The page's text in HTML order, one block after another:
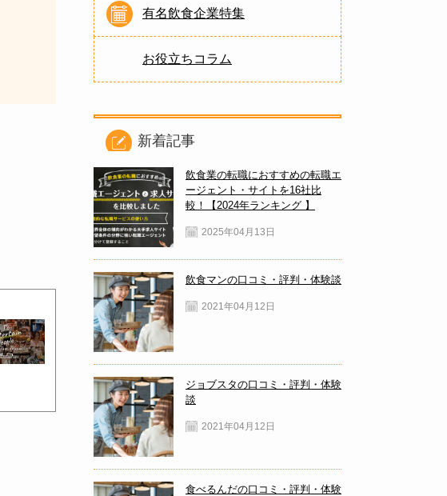
有名飲食企業特集
お役立ちコラム
新着記事
飲食業の転職におすすめの転職エ
ージェント・サイトを16社比
較！【2024年ランキング 】
2025年04月13日
飲食マンの口コミ・評判・体験談
2021年04月12日
ジョブスタの口コミ・評判・体験
談
2021年04月12日
食べるんだの口コミ・評判・体験